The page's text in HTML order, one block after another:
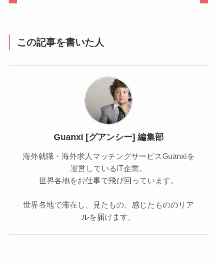
この記事を書いた人
Guanxi [グアンシー] 編集部
海外就職・海外求人マッチングサービスGuanxiを
運営しているIT企業。
世界各地をお仕事で飛び回っています。
世界各地で滞在し、見たもの、感じたもののリア
ルを届けます。